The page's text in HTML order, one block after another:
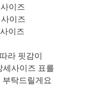
이즈
이즈
이즈
라 핏감이
사이즈 표를
탁드릴게요